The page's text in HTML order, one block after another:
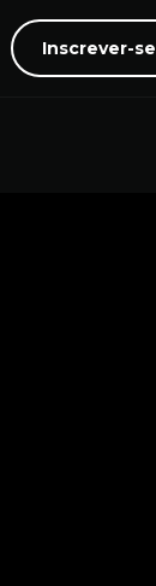
Inscrever-se